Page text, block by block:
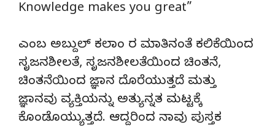
Knowledge makes you great”
ಎಂಬ ಅಬ್ದುಲ್ ಕಲಾಂ ರ ಮಾತಿನಂತೆ ಕಲಿಕೆಯಿಂದ
ಸೃಜನಶೀಲತೆ, ಸೃಜನಶೀಲತೆಯಿಂದ ಚಿಂತನೆ,
ಚಿಂತನೆಯಿಂದ ಜ್ಞಾನ ದೊರೆಯುತ್ತದೆ ಮತ್ತು
ಜ್ಞಾನವು ವ್ಯಕ್ತಿಯನ್ನು ಅತ್ಯುನ್ನತ ಮಟ್ಟಕ್ಕೆ
ಕೊಂಡೊಯ್ಯುತ್ತದೆ. ಆದ್ದರಿಂದ ನಾವು ಪುಸ್ತಕ